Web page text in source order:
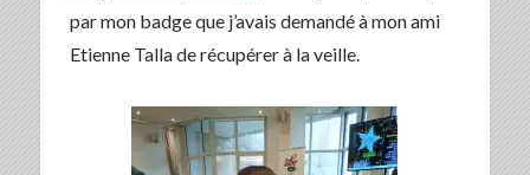
par mon badge que j’avais demandé à mon ami
Etienne Talla de récupérer à la veille.